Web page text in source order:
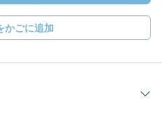
かごに追加